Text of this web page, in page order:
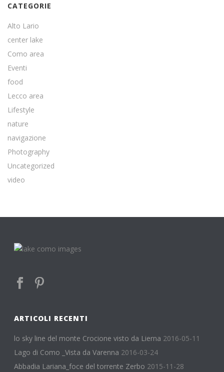
CATEGORIE
Alto Lario
center lake
Como area
Eventi
food
Lecco area
Lifestyle
nature
navigazione
Photography
Uncategorized
video
ARTICOLI RECENTI
lo sky line del monte Crocione visto da Lierna 2016-05-11
Lago di Como _Vista da Varenna 2016-03-24
Abbadia Lariana_foce del torrente Zerbo 2015-11-28